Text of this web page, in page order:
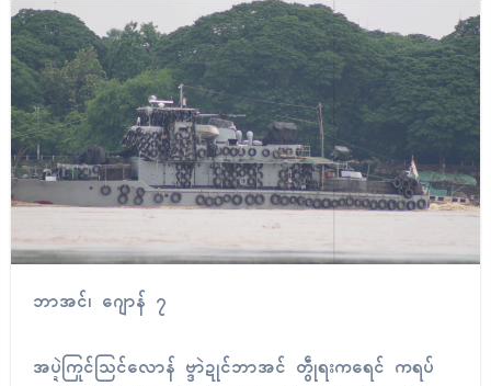
ဘာအၚ်၊ ဂျောန် ၇
အပ္ဍဲကြုၚ်သြၚ်လောန် ဗ္ဒာဲဍုၚ်ဘာအၚ် တွဵုရးကရေၚ် ကရပ်